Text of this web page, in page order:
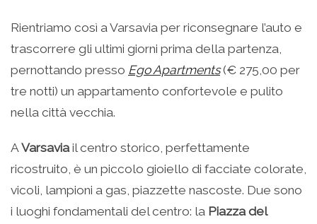
Rientriamo così a Varsavia per riconsegnare l’auto e
trascorrere gli ultimi giorni prima della partenza,
pernottando presso Ego Apartments(€ 275,00 per
tre notti) un appartamento confortevole e pulito
nella città vecchia.
AVarsaviail centro storico, perfettamente
ricostruito, è un piccolo gioiello di facciate colorate,
vicoli, lampioni a gas, piazzette nascoste. Due sono
i luoghi fondamentali del centro: la Piazza del